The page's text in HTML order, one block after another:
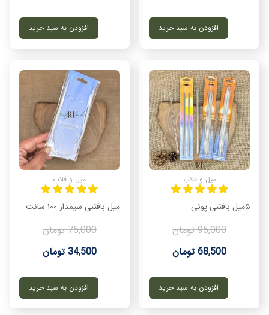
افزودن به سبد خرید افزودن به سبد خرید
میل و قلاب
۵میل بافتنی پونی
68,500 تومان
95,000 تومان
افزودن به سبد خرید
میل و قلاب
میل بافتنی سیمدار ۱۰۰ سانت
34,500 تومان
75,000 تومان
افزودن به سبد خرید